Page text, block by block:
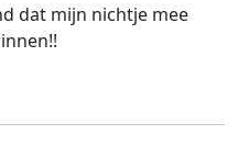
dat mijn nichtje mee